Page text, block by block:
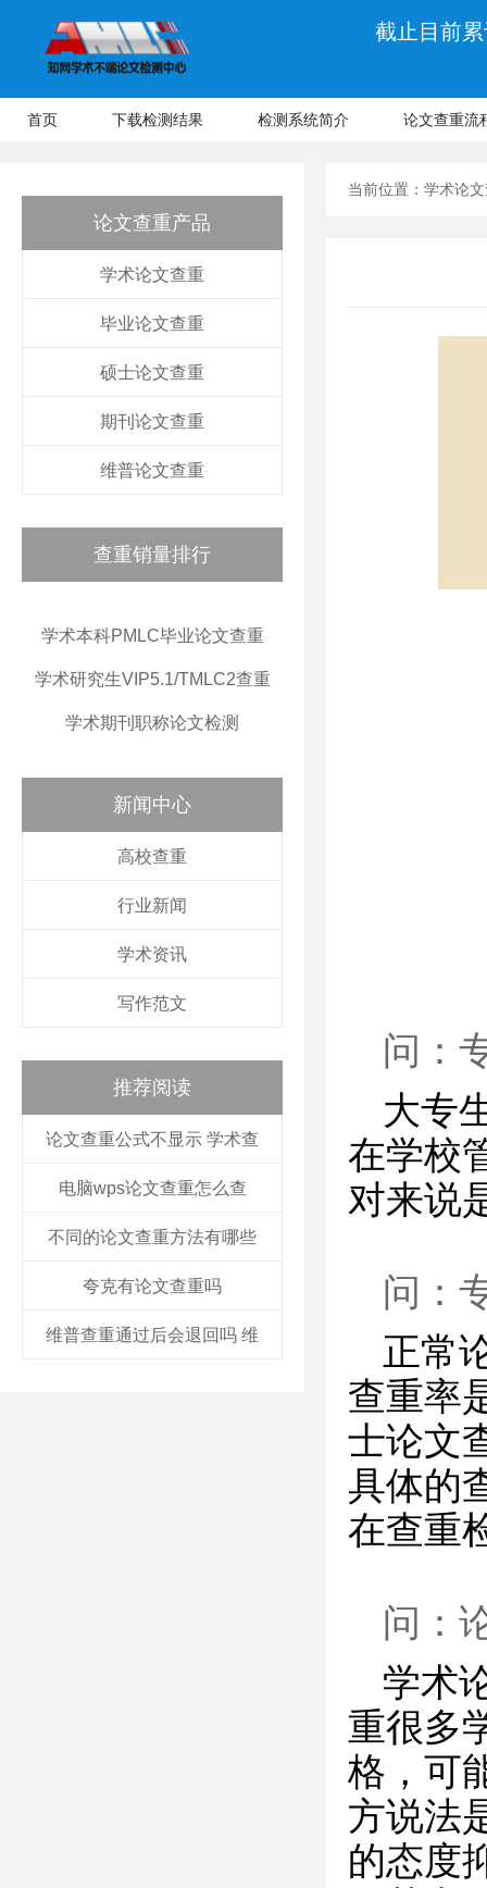
截止目前
首页 下载检测结果 检测系统简介 论文查重流
论文查重产品
学术论文查重
毕业论文查重
硕士论文查重
期刊论文查重
维普论文查重
查重销量排行
学术本科PMLC毕业论文查重
学术研究生VIP5.1/TMLC2查重
学术期刊职称论文检测
新闻中心
高校查重
行业新闻
学术资讯
写作范文
推荐阅读
论文查重公式不显示 学术查
电脑wps论文查重怎么查
不同的论文查重方法有哪些
夸克有论文查重吗
维普查重通过后会退回吗 维
当前位置： 学术论
问：
大专
在学校
对来说
问：
正常
查重率
士论文
具体的
在查重
问：
学术
重很多
格，可
方说法
的态度